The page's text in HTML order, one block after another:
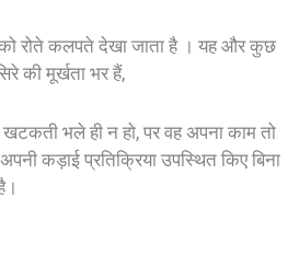
रोते कलपते देखा जाता है । यह और कुछ
की मूर्खता भर हैं,
भले ही न हो, पर वह अपना काम तो
कड़ाई प्रतिक्रिया उपस्थित किए बिना